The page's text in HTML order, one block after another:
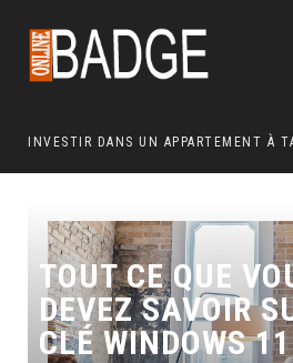
INVESTIR DANS UN APPARTEMENT À TANGER : OPPORTUNITÉS ET POINTS ESSENTIELS À CONNAÎTRE
TOUT CE QUE
DEVEZ SAVOIR
CLÉ WINDOWS 11